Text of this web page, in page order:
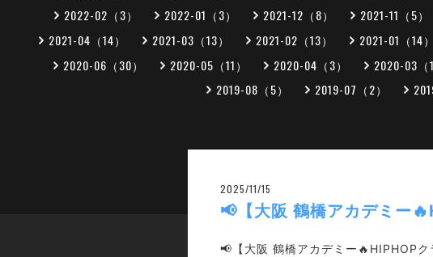
2022-02（3）
2022-01（3） 2021-12（8） 2021-11（5）
2021-04（14）
2021-03（13） 2021-02（13） 2021-01（14）
2020-06（30）
2020-05（11） 2020-04（3） 2020-03（1
2019-08（5）
2019-07（2）
2025/11/15
📢【大阪 鶴橋アカデミー
📢【大阪 鶴橋アカデミー🔥HIPHOPク